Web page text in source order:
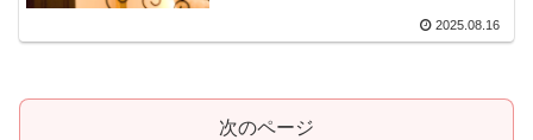
2025.08.16
次のページ